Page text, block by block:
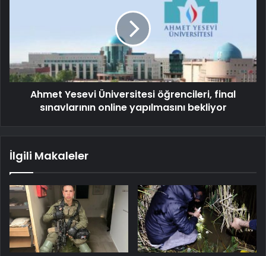
Ahmet Yesevi Üniversitesi öğrencileri, final
sınavlarının online yapılmasını bekliyor
İlgili Makaleler